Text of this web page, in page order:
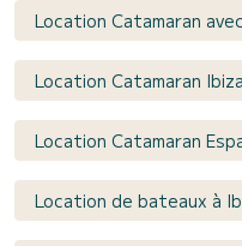
Location Catamaran
Location Catamaran
Location Catamaran
Location de bateaux à